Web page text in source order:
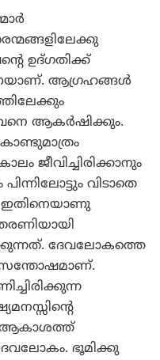
ഉദ്ഗതിക്ക്
ആഗ്രഹങ്ങള്‍
ആകര്‍ഷിക്കും.
ജീവിച്ചിരിക്കാനും
വിടാതെ
ദേവലോകത്തെ
സന്തോഷമാണ്.
ആകാശത്ത്
ഭൂമിക്കു